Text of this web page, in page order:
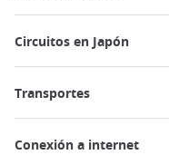
Circuitos en Japón
Transportes
Conexión a internet